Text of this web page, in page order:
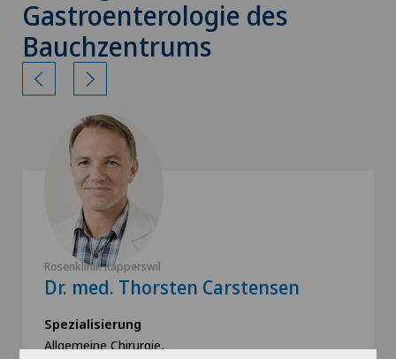
Gastroenterologie des
Bauchzentrums
Rosenklinik Rapperswil
Dr. med. Thorsten Carstensen
Spezialisierung
Allgemeine Chirurgie,